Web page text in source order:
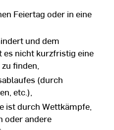
Feiertag oder in eine
und dem
nicht kurzfristig eine
finden,
(durch
etc.),
ist durch Wettkämpfe,
oder andere